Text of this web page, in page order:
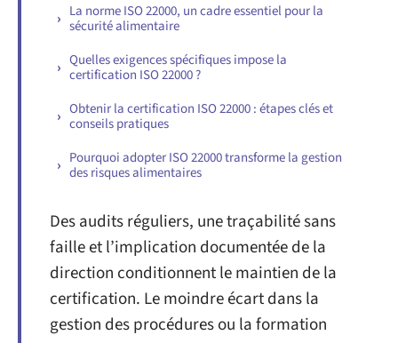
La norme ISO 22000, un cadre essentiel pour la
sécurité alimentaire
Quelles exigences spécifiques impose la
certification ISO 22000 ?
Obtenir la certification ISO 22000 : étapes clés et
conseils pratiques
Pourquoi adopter ISO 22000 transforme la gestion
des risques alimentaires
Des audits réguliers, une traçabilité sans
faille et l’implication documentée de la
direction conditionnent le maintien de la
certification. Le moindre écart dans la
gestion des procédures ou la formation